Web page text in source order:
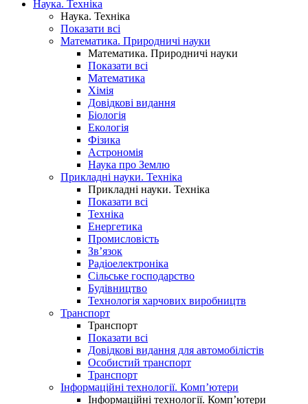
Наука. Техніка
Наука. Техніка
Показати всі
Математика. Природничі науки
Математика. Природничі науки
Показати всі
Математика
Хімія
Довідкові видання
Біологія
Екологія
Фізика
Астрономія
Наука про Землю
Прикладні науки. Техніка
Прикладні науки. Техніка
Показати всі
Техніка
Енергетика
Промисловість
Зв’язок
Радіоелектроніка
Сільське господарство
Будівництво
Технологія харчових виробництв
Транспорт
Транспорт
Показати всі
Довідкові видання для автомобілістів
Особистий транспорт
Транспорт
Інформаційні технології. Комп’ютери
Інформаційні технології. Комп’ютери